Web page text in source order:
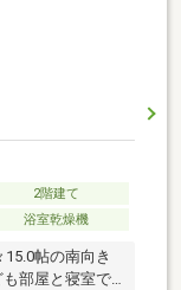
2階建て
浴室乾燥機
部屋と寝室で